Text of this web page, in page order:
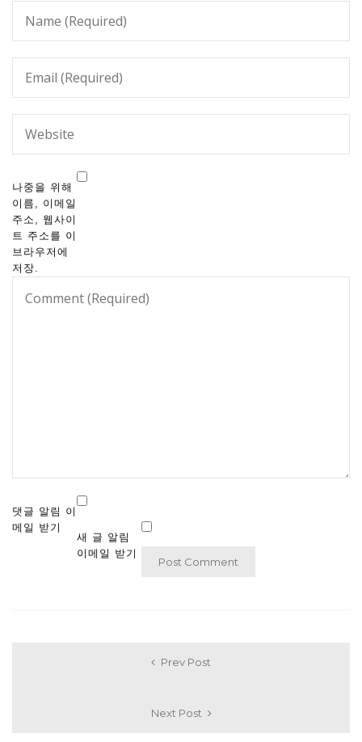
나중을 위해
이름, 이메일
주소, 웹사이
트 주소를 이
브라우저에
저장.
댓글 알림 이
메일 받기
새 글 알림
이메일 받기
Prev Post
Next Post